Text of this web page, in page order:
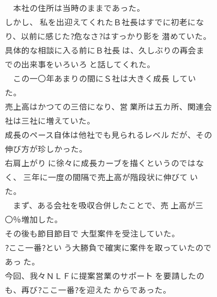
本社の住所は当時のままであった。
しかし、 私を出迎えてくれたＢ社長はすでに初老にな
り、以前に感じた?危なさ?はすっかり影を 潜めていた。
具体的な相談に入る前にＢ社長 は、久しぶりの再会ま
での出来事をいろいろ と話してくれた。
この一〇年あまりの間にＳ社は大きく成長 してい
た。
売上高はかつての三倍になり、営 業所は五カ所、関連会
社は三社に増えていた。
成長のペース自体は他社でも見られるレベル だが、その
伸び方が珍しかった。
右肩上がり に徐々に成長カーブを描くというのではな
く、 三年に一度の間隔で売上高が階段状に伸びて い
た。
まず、ある会社を吸収合併したことで、売 上高が三
〇％増加した。
その後も節目節目で 大型案件を受注していた。
?ここ一番?とい う大勝負で確実に案件を取っていたので
あっ た。
今回、我々ＮＬＦに提案営業のサポート を要請したの
も、再び?ここ一番?を迎えた からであった。